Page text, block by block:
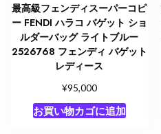
最高級フェンディスーパーコピ
ー FENDI ハラコ バゲット ショ
ルダーバッグ ライトブルー
2526768 フェンディ バゲット
レディース
¥95,000
お買い物カゴに追加